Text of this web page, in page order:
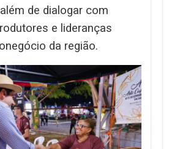
de dialogar com
e lideranças
da região.